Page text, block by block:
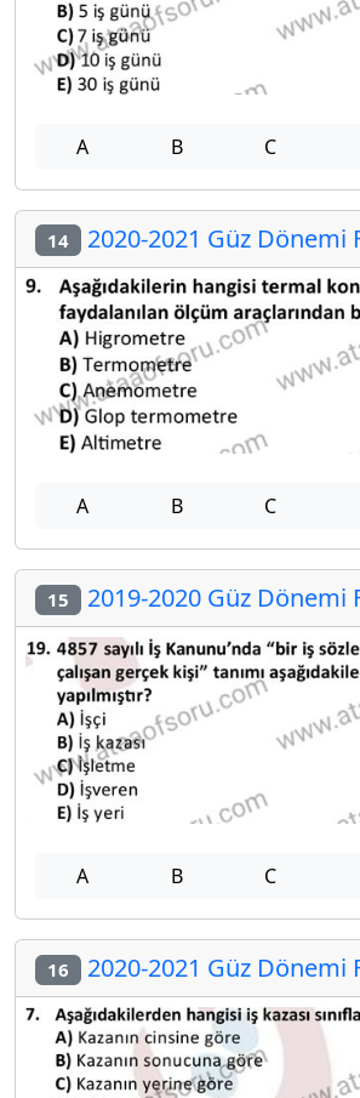
A B C
14 2020-2021 Güz Dönemi
A B C
15 2019-2020 Güz Dönemi
A B C
16 2020-2021 Güz Dönemi